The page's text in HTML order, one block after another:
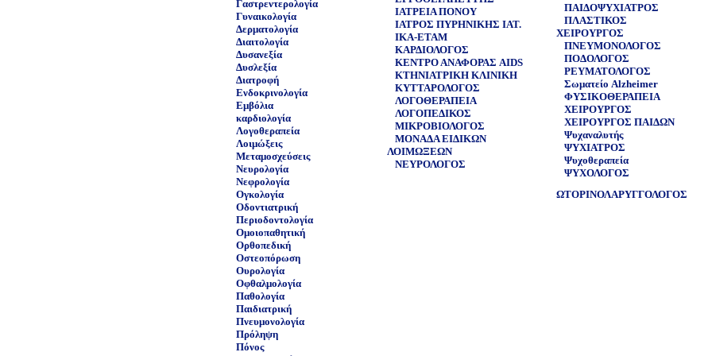
Γαστρεντερολογία
Γυναικολογία
Δερματολογία
Διαιτολογία
Δυσανεξία
Δυσλεξία
Διατροφή
Ενδοκρινολογία
Εμβόλια
καρδιολογία
Λογοθεραπεία
Λοιμώξεις
Μεταμοσχεύσεις
Νευρολογία
Νεφρολογία
Ογκολογία
Οδοντιατρική
Περιοδοντολογία
Ομοιοπαθητική
Ορθοπεδική
Οστεοπόρωση
Ουρολογία
Οφθαλμολογία
Παθολογία
Παιδιατρική
Πνευμονολογία
Πρόληψη
Πόνος
ΙΑΤΡΕΙΑ ΠΟΝΟΥ
ΙΑΤΡΟΣ ΠΥΡΗΝΙΚΗΣ ΙΑΤ.
ΙΚΑ-ΕΤΑΜ
ΚΑΡΔΙΟΛΟΓΟΣ
ΚΕΝΤΡΟ ΑΝΑΦΟΡΑΣ AIDS
ΚΤΗΝΙΑΤΡΙΚΗ ΚΛΙΝΙΚΗ
ΚΥΤΤΑΡΟΛΟΓΟΣ
ΛΟΓΟΘΕΡΑΠΕΙΑ
ΛΟΓΟΠΕΔΙΚΟΣ
ΜΙΚΡΟΒΙΟΛΟΓΟΣ
ΜΟΝΑΔΑ ΕΙΔΙΚΩΝ
ΛΟΙΜΩΞΕΩΝ
ΝΕΥΡΟΛΟΓΟΣ
ΠΑΙΔΟΨΥΧΙΑΤΡΟΣ
ΠΛΑΣΤΙΚΟΣ
ΧΕΙΡΟΥΡΓΟΣ
ΠΝΕΥΜΟΝΟΛΟΓΟΣ
ΠΟΔΟΛΟΓΟΣ
ΡΕΥΜΑΤΟΛΟΓΟΣ
Σωματείο Alzheimer
ΦΥΣΙKΟΘΕΡΑΠΕΙΑ
ΧΕΙΡΟΥΡΓΟΣ
ΧΕΙΡΟΥΡΓΟΣ ΠΑΙΔΩΝ
Ψυχαναλυτής
ΨΥΧΙΑΤΡΟΣ
Ψυχοθεραπεία
ΨΥΧΟΛΟΓΟΣ
ΩΤΟΡΙΝΟΛΑΡΥΓΓΟΛΟΓΟΣ